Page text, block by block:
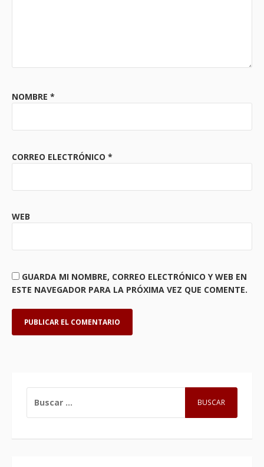
NOMBRE *
CORREO ELECTRÓNICO *
WEB
GUARDA MI NOMBRE, CORREO ELECTRÓNICO Y WEB EN
ESTE NAVEGADOR PARA LA PRÓXIMA VEZ QUE COMENTE.